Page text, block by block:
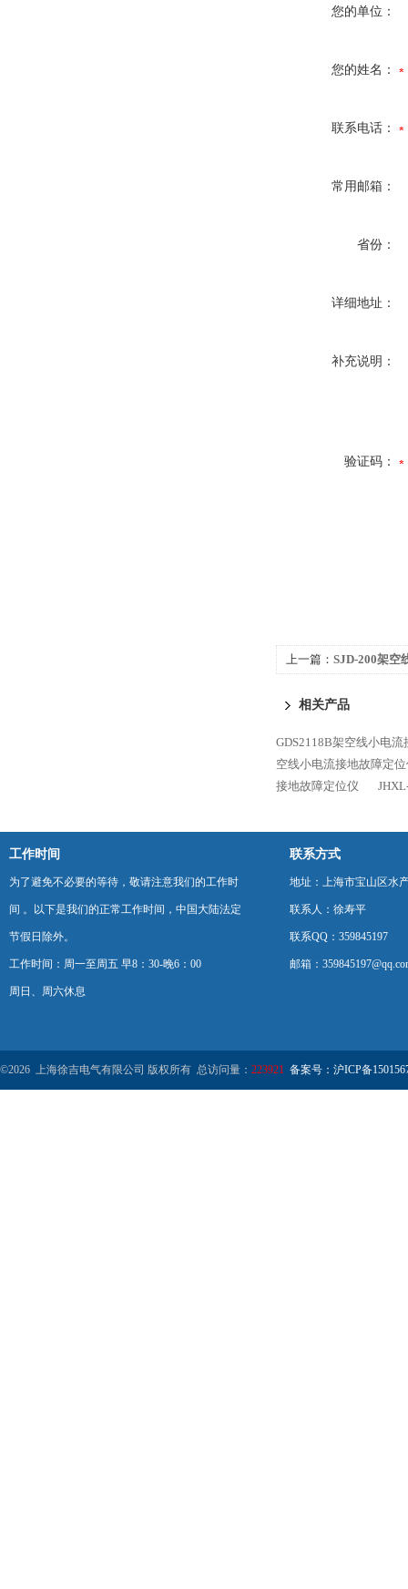
您的单位：
您的姓名：
联系电话：
常用邮箱：
省份：
详细地址：
补充说明：
验证码：
上一篇： SJD-200架空
相关产品
GDS2118B架空线小电
空线小电流接地故障定
接地故障定位仪
工作时间
为了避免不必要的等待，敬请注意我们的工作时
间 。以下是我们的正常工作时间，中国大陆法定
节假日除外。
工作时间：周一至周五 早8：30-晚6：00
周日、周六休息
联系方式
地址：上海市宝山区水
联系人：徐寿平
联系QQ：359845197
邮箱：
©2026 上海徐吉电气有限公司 版权所有 总访问量： 223921 备案号：沪ICP备